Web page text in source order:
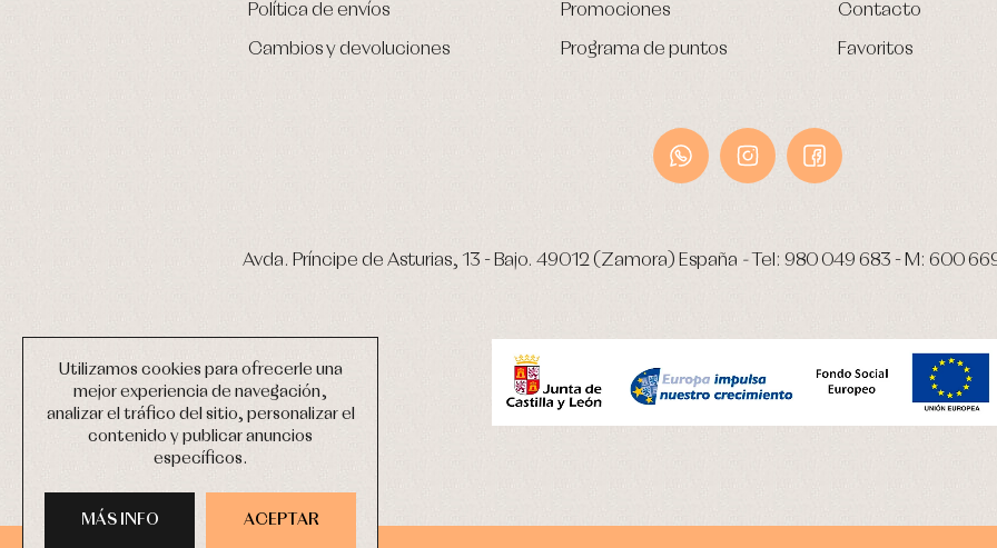
Utilizamos cookies para ofrecerle una
mejor experiencia de navegación,
analizar el tráfico del sitio, personalizar el
contenido y publicar anuncios
específicos.
ACEPTAR
MÁS INFO
Política de envíos
Cambios y devoluciones
Promociones
Programa de puntos
Contacto
Favoritos
Avda. Príncipe de Asturias, 13 - Bajo. 49012 (Zamora) España -Tel: 980 049 683 - M: 600